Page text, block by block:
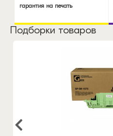
гарантия на печать
Подборки товаров